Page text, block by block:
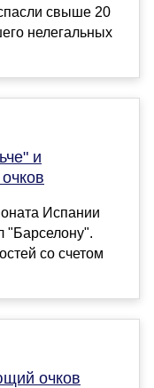
свыше 20
нелегальных
и
Испании
"Барселону".
со счетом
очков